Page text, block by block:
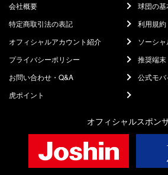
会社概要
球団の
特定商取引法の表記
利用規約
オフィシャルアカウント紹介
ソーシ
プライバシーポリシー
推奨端末
お問い合わせ・Q&A
公式モ
虎ポイント
オフィシャルスポン